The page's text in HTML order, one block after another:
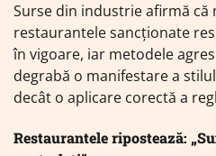
Surse din industrie afirmă
restaurantele sancționate
în vigoare, iar metodele
degrabă o manifestare a
decât o aplicare corectă a
Restaurantele ripostează: